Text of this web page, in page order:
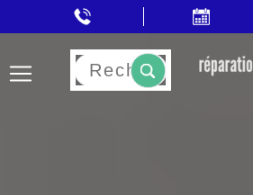
Rechercher